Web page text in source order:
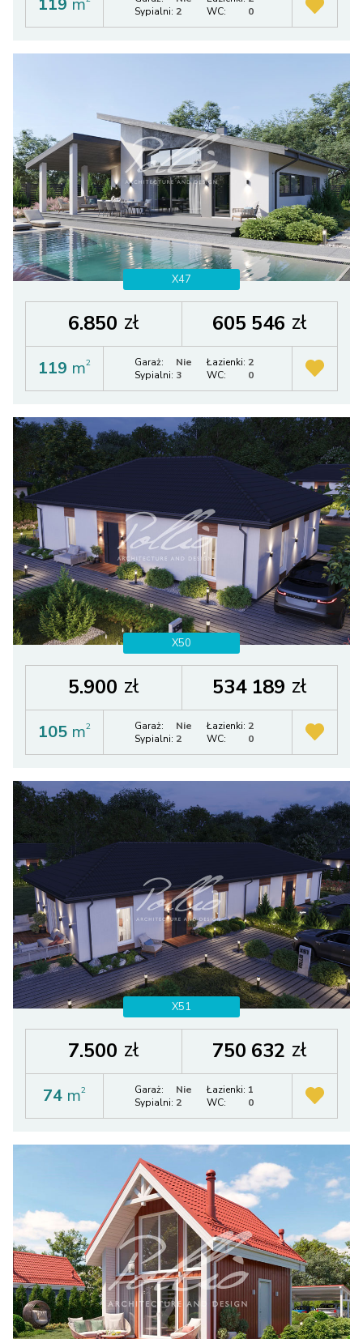
119 m
Sypialni: 2
WC:
0
X47
6.850 zł 605 546 zł
119 m2 Garaż:
Nie
Sypialni: 3
Łazienki: 2
WC:
0
X50
5.900 zł 534 189 zł
105 m2 Garaż:
Nie
Sypialni: 2
Łazienki: 2
WC:
0
X51
7.500 zł 750 632 zł
74 m2 Garaż:
Nie
Sypialni: 2
Łazienki: 1
WC:
0